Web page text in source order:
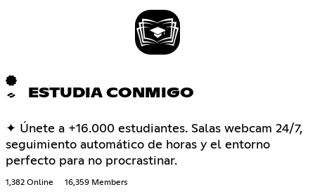
ESTUDIA CONMIGO
✦ Únete a +16.000 estudiantes. Salas webcam 24/7,
seguimiento automático de horas y el entorno
perfecto para no procrastinar.
1,382 Online 16,359 Members